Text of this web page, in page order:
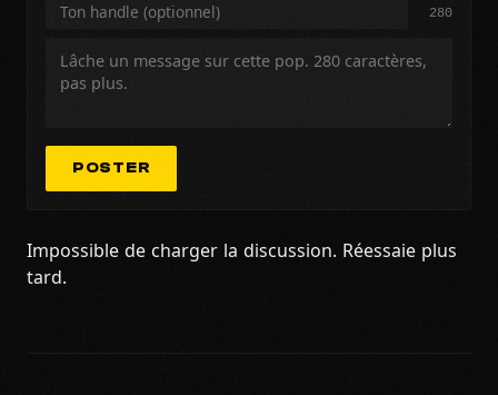
280
POSTER
Impossible de charger la discussion. Réessaie plus
tard.